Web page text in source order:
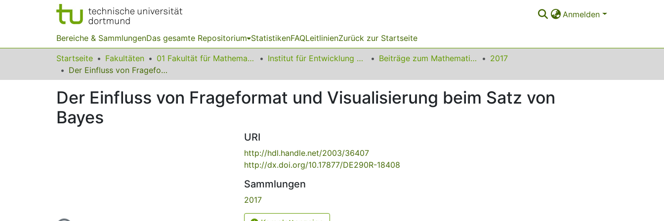
Anmelden
Bereiche & SammlungenDas gesamte Repositorium StatistikenFAQLeitlinienZurück zur Startseite
Startseite Fakultäten 01 Fakultät für Mathematik Institut für Entwicklung und Erforschung des Mathematikunterrichts Beiträge zum Mathematikunterricht
2017
Der Einfluss von Frageformat und Visualisierung beim Satz von Bayes
Der Einfluss von Frageformat und Visualisierung beim Satz von
Bayes
URI
http://hdl.handle.net/2003/36407
http://dx.doi.org/10.17877/DE290R-18408
Sammlungen
2017